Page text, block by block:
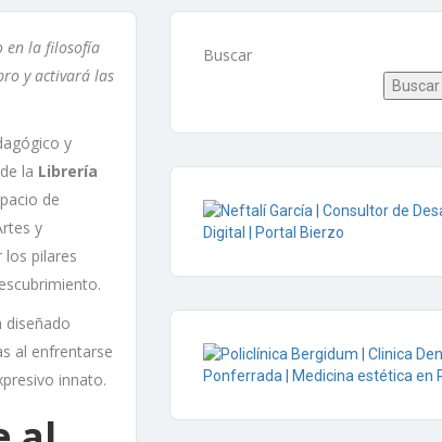
en la filosofía
y activará las
y
la Librería
de
y
los pilares
diseñado
al enfrentarse
innato.
Buscar
Buscar